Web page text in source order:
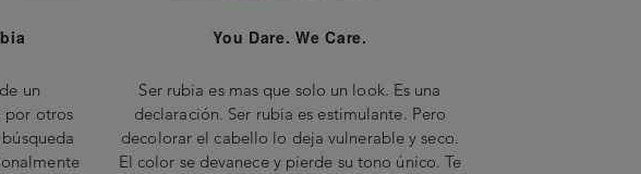
un
por otros
You Dare. We Care.
Ser rubia es mas que solo un look. Es una
declaración. Ser rubia es estimulante. Pero
decolorar el cabello lo deja vulnerable y seco.
El color se devanece y pierde su tono único. Te